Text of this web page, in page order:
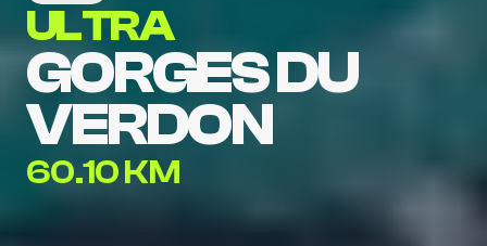
ULTRA
GORGES DU
VERDON
60.10 KM